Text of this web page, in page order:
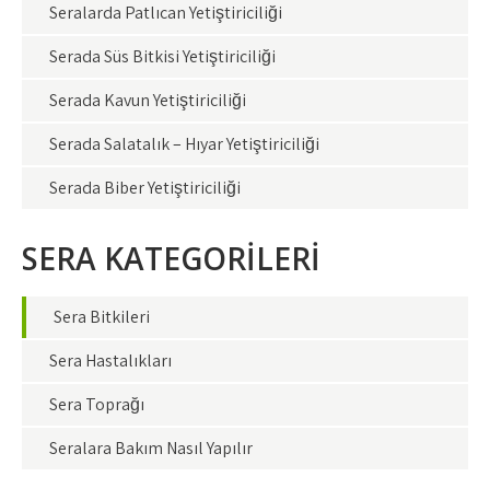
Seralarda Patlıcan Yetiştiriciliği
Serada Süs Bitkisi Yetiştiriciliği
Serada Kavun Yetiştiriciliği
Serada Salatalık – Hıyar Yetiştiriciliği
Serada Biber Yetiştiriciliği
SERA KATEGORİLERİ
Sera Bitkileri
Sera Hastalıkları
Sera Toprağı
Seralara Bakım Nasıl Yapılır